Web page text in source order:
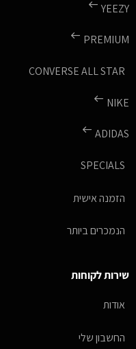
YEEZY
PREMIUM
CONVERSE ALL STAR
NIKE
ADIDAS
SPECIALS
הזמנה אישית
הנמכרים ביותר
שירות לקוחות
אודות
החשבון שלי